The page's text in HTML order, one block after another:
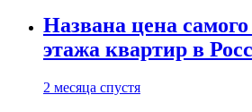
Названа цена самого
этажа квартир в
2 месяца спустя